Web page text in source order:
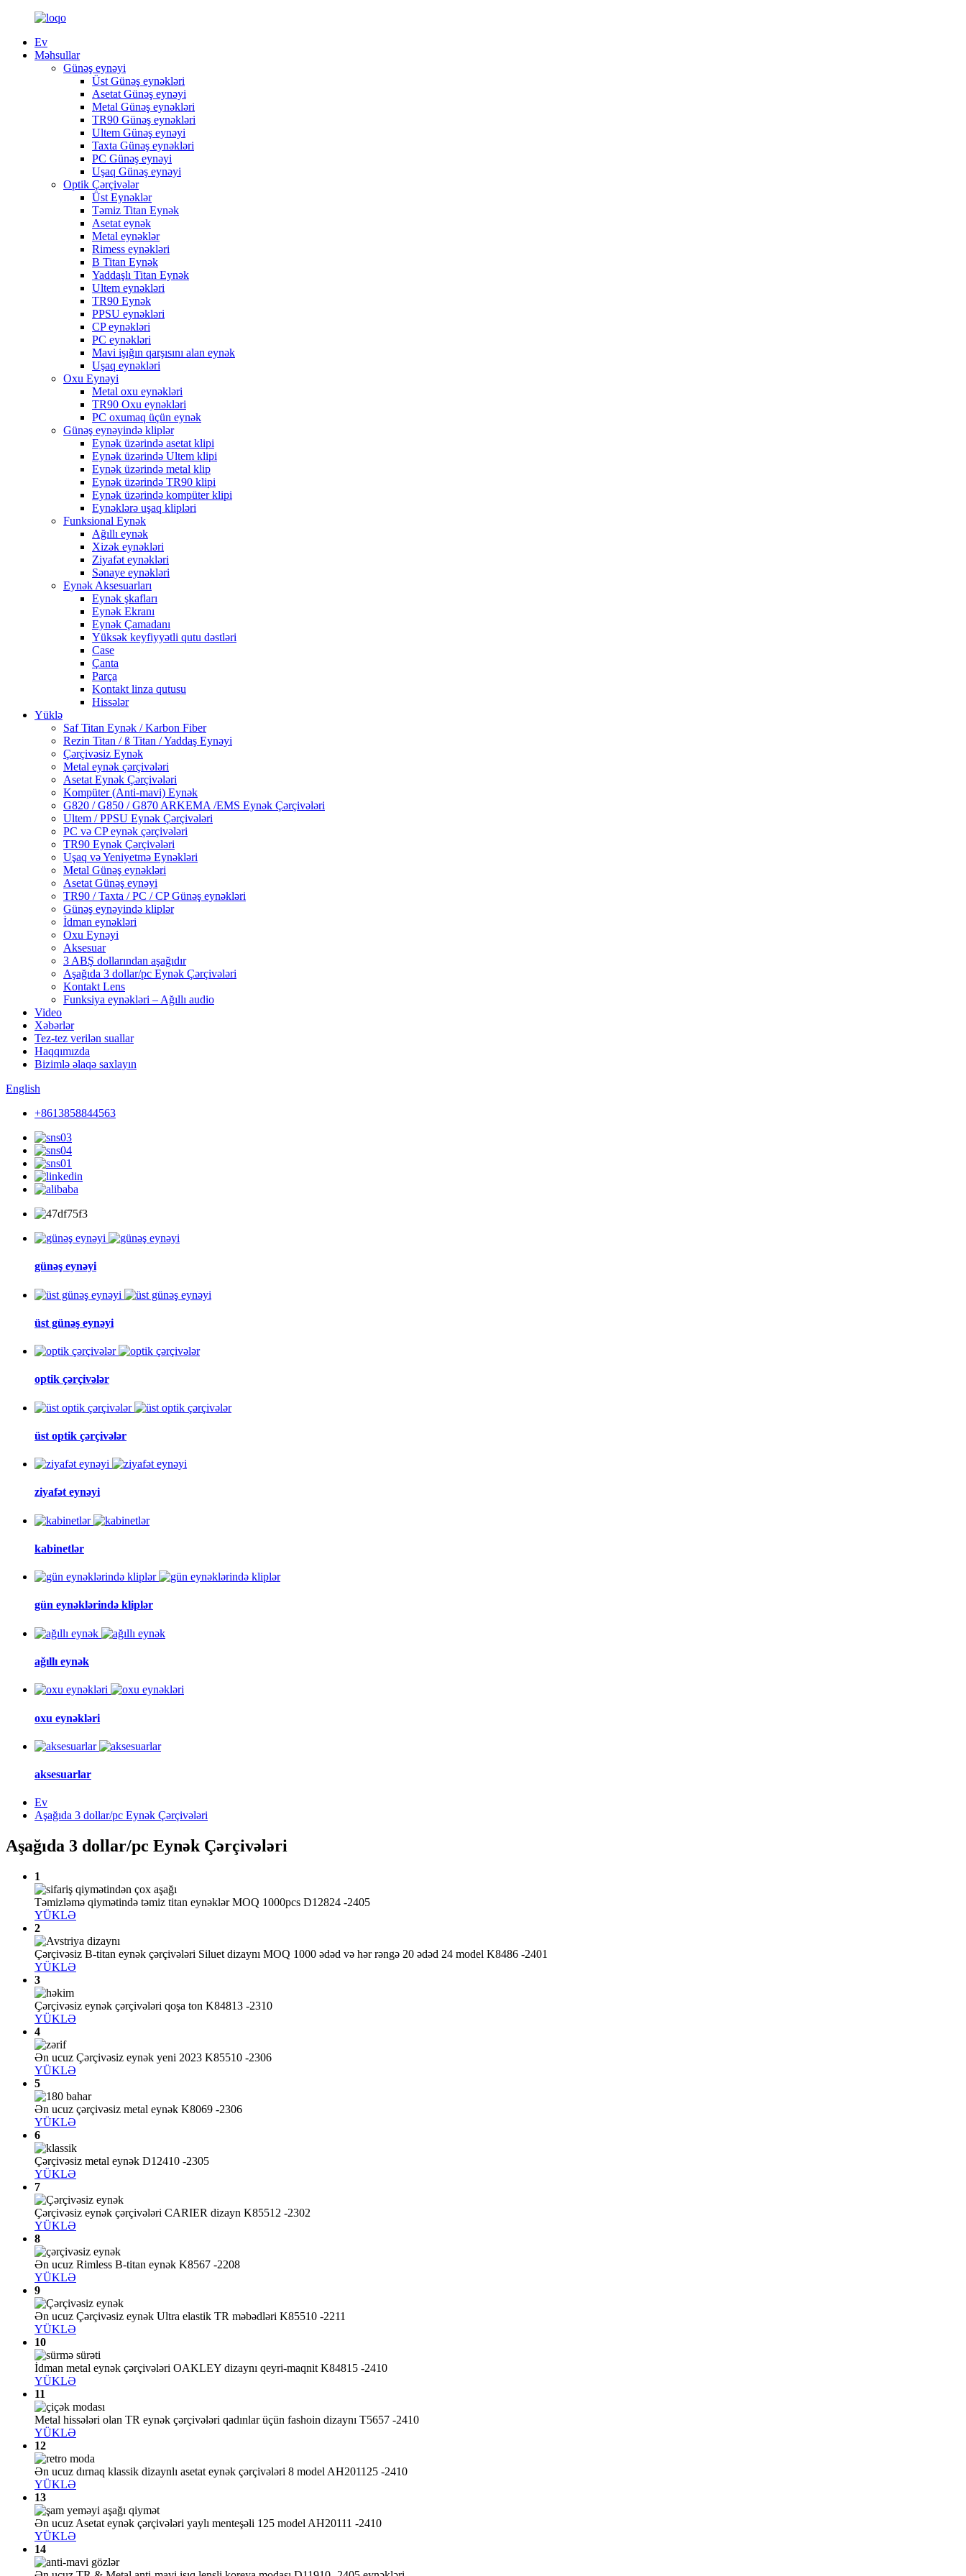
Ev
Məhsullar
Günəş eynəyi
Üst Günəş eynəkləri
Asetat Günəş eynəyi
Metal Günəş eynəkləri
TR90 Günəş eynəkləri
Ultem Günəş eynəyi
Taxta Günəş eynəkləri
PC Günəş eynəyi
Uşaq Günəş eynəyi
Optik Çərçivələr
Üst Eynəklər
Təmiz Titan Eynək
Asetat eynək
Metal eynəklər
Rimess eynəkləri
B Titan Eynək
Yaddaşlı Titan Eynək
Ultem eynəkləri
TR90 Eynək
PPSU eynəkləri
CP eynəkləri
PC eynəkləri
Mavi işığın qarşısını alan eynək
Uşaq eynəkləri
Oxu Eynəyi
Metal oxu eynəkləri
TR90 Oxu eynəkləri
PC oxumaq üçün eynək
Günəş eynəyində kliplər
Eynək üzərində asetat klipi
Eynək üzərində Ultem klipi
Eynək üzərində metal klip
Eynək üzərində TR90 klipi
Eynək üzərində kompüter klipi
Eynəklərə uşaq klipləri
Funksional Eynək
Ağıllı eynək
Xizək eynəkləri
Ziyafət eynəkləri
Sənaye eynəkləri
Eynək Aksesuarları
Eynək şkafları
Eynək Ekranı
Eynək Çamadanı
Yüksək keyfiyyətli qutu dəstləri
Case
Çanta
Parça
Kontakt linza qutusu
Hissələr
Yüklə
Saf Titan Eynək / Karbon Fiber
Rezin Titan / ß Titan / Yaddaş Eynəyi
Çərçivəsiz Eynək
Metal eynək çərçivələri
Asetat Eynək Çərçivələri
Kompüter (Anti-mavi) Eynək
G820 / G850 / G870 ARKEMA /EMS Eynək Çərçivələri
Ultem / PPSU Eynək Çərçivələri
PC və CP eynək çərçivələri
TR90 Eynək Çərçivələri
Uşaq və Yeniyetmə Eynəkləri
Metal Günəş eynəkləri
Asetat Günəş eynəyi
TR90 / Taxta / PC / CP Günəş eynəkləri
Günəş eynəyində kliplər
İdman eynəkləri
Oxu Eynəyi
Aksesuar
3 ABŞ dollarından aşağıdır
Aşağıda 3 dollar/pc Eynək Çərçivələri
Kontakt Lens
Funksiya eynəkləri – Ağıllı audio
Video
Xəbərlər
Tez-tez verilən suallar
Haqqımızda
Bizimlə əlaqə saxlayın
English
+8613858844563
günəş eynəyi
üst günəş eynəyi
optik çərçivələr
üst optik çərçivələr
ziyafət eynəyi
kabinetlər
gün eynəklərində kliplər
ağıllı eynək
oxu eynəkləri
aksesuarlar
Ev
Aşağıda 3 dollar/pc Eynək Çərçivələri
Aşağıda 3 dollar/pc Eynək Çərçivələri
1
Təmizləmə qiymətində təmiz titan eynəklər MOQ 1000pcs D12824 -2405
YÜKLƏ
2
Çərçivəsiz B-titan eynək çərçivələri Siluet dizaynı MOQ 1000 ədəd və hər rəngə 20 ədəd 24 model K8486 -2401
YÜKLƏ
3
Çərçivəsiz eynək çərçivələri qoşa ton K84813 -2310
YÜKLƏ
4
Ən ucuz Çərçivəsiz eynək yeni 2023 K85510 -2306
YÜKLƏ
5
Ən ucuz çərçivəsiz metal eynək K8069 -2306
YÜKLƏ
6
Çərçivəsiz metal eynək D12410 -2305
YÜKLƏ
7
Çərçivəsiz eynək çərçivələri CARIER dizayn K85512 -2302
YÜKLƏ
8
Ən ucuz Rimless B-titan eynək K8567 -2208
YÜKLƏ
9
Ən ucuz Çərçivəsiz eynək Ultra elastik TR məbədləri K85510 -2211
YÜKLƏ
10
İdman metal eynək çərçivələri OAKLEY dizaynı qeyri-maqnit K84815 -2410
YÜKLƏ
11
Metal hissələri olan TR eynək çərçivələri qadınlar üçün fashoin dizaynı T5657 -2410
YÜKLƏ
12
Ən ucuz dırnaq klassik dizaynlı asetat eynək çərçivələri 8 model AH201125 -2410
YÜKLƏ
13
Ən ucuz Asetat eynək çərçivələri yaylı menteşəli 125 model AH20111 -2410
YÜKLƏ
14